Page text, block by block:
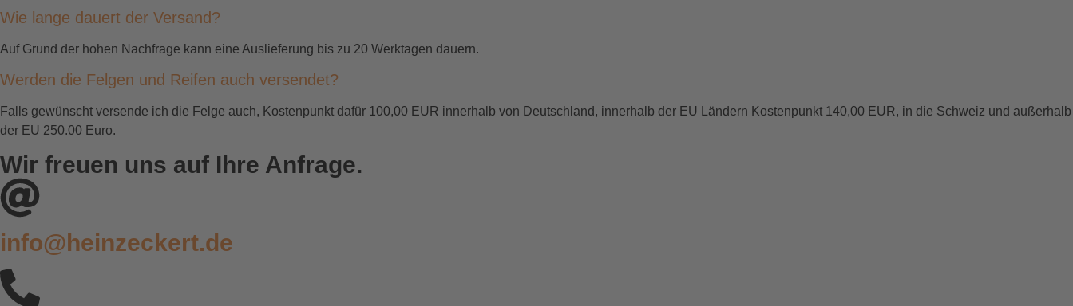
Wie lange dauert der Versand?
Auf Grund der hohen Nachfrage kann eine Auslieferung bis zu 20 Werktagen dauern.
Werden die Felgen und Reifen auch versendet?
Falls gewünscht versende ich die Felge auch, Kostenpunkt dafür 100,00 EUR innerhalb von Deutschland, innerhalb der EU Ländern Kostenpunkt 140,00 EUR, in die Schweiz und außerhalb
der EU 250.00 Euro.
Wir freuen uns auf Ihre Anfrage.
info@heinzeckert.de